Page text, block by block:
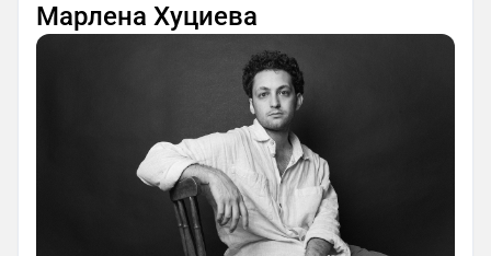
Марлена Хуциева